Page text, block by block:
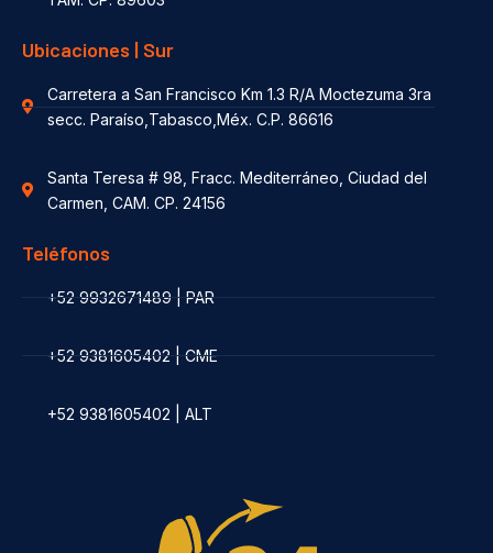
Ubicaciones | Sur
Carretera a San Francisco Km 1.3 R/A Moctezuma 3ra
secc. Paraíso,Tabasco,Méx. C.P. 86616
Santa Teresa # 98, Fracc. Mediterráneo, Ciudad del
Carmen, CAM. CP. 24156
Teléfonos
+52 9932671489 | PAR
+52 9381605402 | CME
+52 9381605402 | ALT